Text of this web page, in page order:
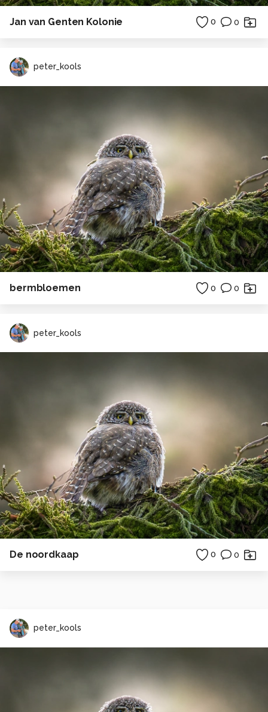
Jan van Genten Kolonie 0 0
peter_kools
bermbloemen 0 0
peter_kools
De noordkaap 0 0
peter_kools